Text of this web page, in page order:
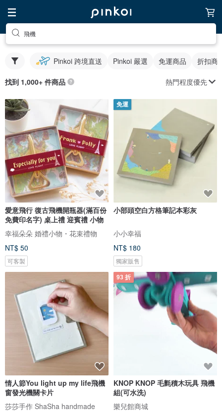
飛機
Pinkoi 跨境直送 Pinkoi 嚴選 免運商品 折扣商
找到 1,000+ 件商品 熱門程度優先
愛意飛行 復古飛機開瓶器(滿百份
免費印名字) 桌上禮 迎賓禮 小物
幸福朵朵 婚禮小物・花束禮物
NT$ 50
可客製
免運
小部頭空白方格筆記本彩灰
小小幸福
NT$ 180
獨家販售
情人節You light up my life飛機
窗發光機關卡片
莎莎手作 ShaSha handmade
93 折
KNOP KNOP 毛氈積木玩具 飛機
組(可水洗)
樂兒館商城